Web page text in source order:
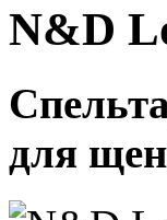
N&D
для